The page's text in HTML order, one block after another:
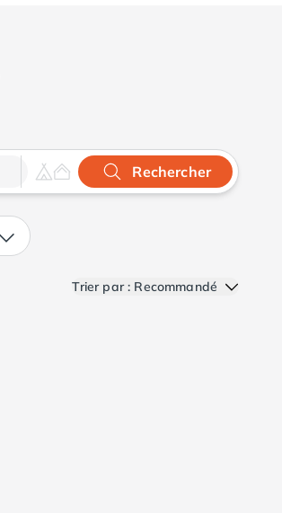
Rechercher
Trier par : Recommandé